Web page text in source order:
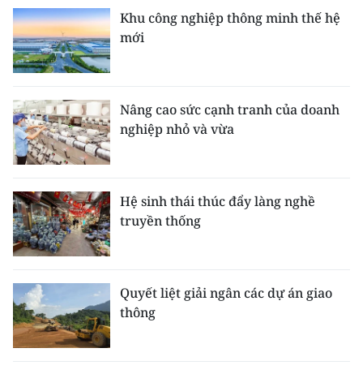
Khu công nghiệp thông minh thế hệ
mới
Nâng cao sức cạnh tranh của doanh
nghiệp nhỏ và vừa
Hệ sinh thái thúc đẩy làng nghề
truyền thống
Quyết liệt giải ngân các dự án giao
thông